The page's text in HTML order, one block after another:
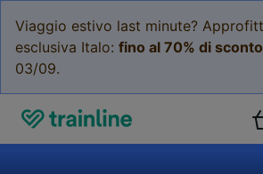
Viaggio estivo last minute?
esclusiva Italo: fino al 70% di sconto
03/09.